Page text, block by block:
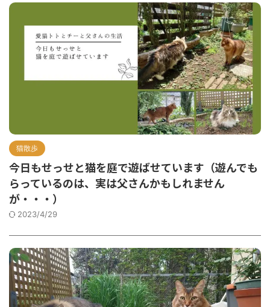
猫散歩
今日もせっせと猫を庭で遊ばせています（遊んでも
らっているのは、実は父さんかもしれません
が・・・）
2023/4/29